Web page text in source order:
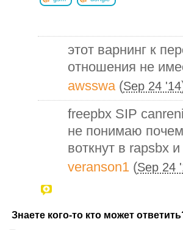
этот варнинг к
отношения не
awsswa (Sep 24 '14
freepbx SIP
не понимаю
воткнут в rapsbx
veranson1 (Sep 24
Знаете кого-то кто может